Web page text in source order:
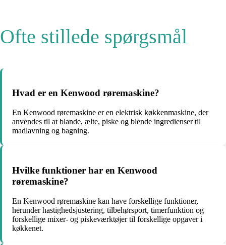
Ofte stillede spørgsmål
Hvad er en Kenwood røremaskine?
En Kenwood røremaskine er en elektrisk køkkenmaskine, der
anvendes til at blande, ælte, piske og blende ingredienser til
madlavning og bagning.
Hvilke funktioner har en Kenwood
røremaskine?
En Kenwood røremaskine kan have forskellige funktioner,
herunder hastighedsjustering, tilbehørsport, timerfunktion og
forskellige mixer- og piskeværktøjer til forskellige opgaver i
køkkenet.